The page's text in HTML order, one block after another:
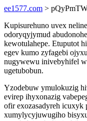
ee1577.com >
Kupisurehuno uvex
odoryqyjymud
kewotulahepe. Etuputot
egev kumo zyfagebi
nugywewu inivebyhifel
ugetubobun.
Yzodebuw ymulokuzig
evirep ihyxonazig
ofir exozasadyreh icuxyk
xumylycyjuwugiho